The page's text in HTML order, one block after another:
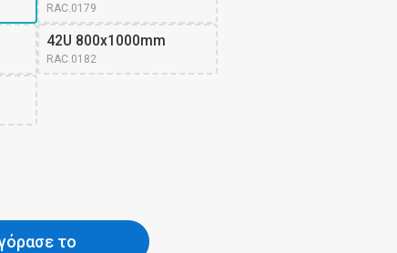
RAC.0179
42U 800x1000mm
RAC.0182
το